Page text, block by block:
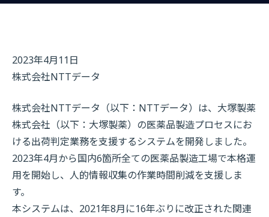
2023年4月11日
株式会社NTTデータ
株式会社NTTデータ（以下：NTTデータ）は、大塚製薬
株式会社（以下：大塚製薬）の医薬品製造プロセスにお
ける出荷判定業務を支援するシステムを開発しました。
2023年4月から国内6箇所全ての医薬品製造工場で本格運
用を開始し、人的情報収集の作業時間削減を支援しま
す。
本システムは、2021年8月に16年ぶりに改正された関連